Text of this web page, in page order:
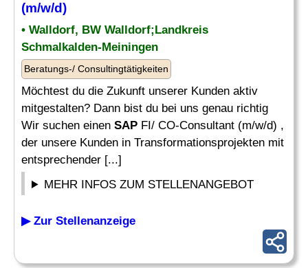
(m/w/d)
• Walldorf, BW Walldorf;Landkreis
Schmalkalden-Meiningen
Beratungs-/ Consultingtätigkeiten
Möchtest du die Zukunft unserer Kunden aktiv
mitgestalten? Dann bist du bei uns genau richtig
Wir suchen einen SAP FI/ CO-Consultant (m/w/d) ,
der unsere Kunden in Transformationsprojekten mit
entsprechender [...]
MEHR INFOS ZUM STELLENANGEBOT
▶ Zur Stellenanzeige